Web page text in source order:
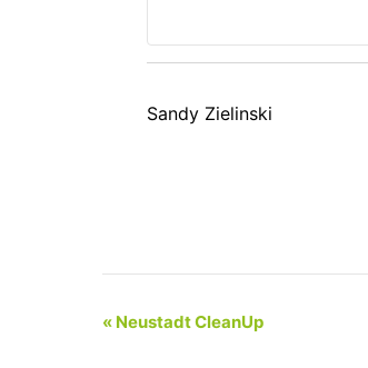
Sandy Zielinski
Veranstaltung-
« Neustadt CleanUp